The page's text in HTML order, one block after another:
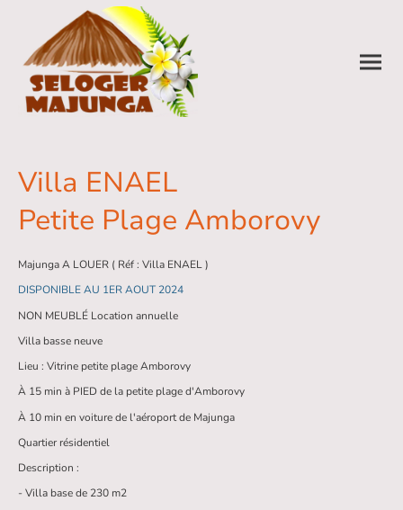
Villa ENAEL
Petite Plage Amborovy
Majunga A LOUER ( Réf : Villa ENAEL )
DISPONIBLE AU 1ER AOUT 2024
NON MEUBLÉ Location annuelle
Villa basse neuve
Lieu : Vitrine petite plage Amborovy
À 15 min à PIED de la petite plage d'Amborovy
À 10 min en voiture de l'aéroport de Majunga
Quartier résidentiel
Description :
- Villa base de 230 m2